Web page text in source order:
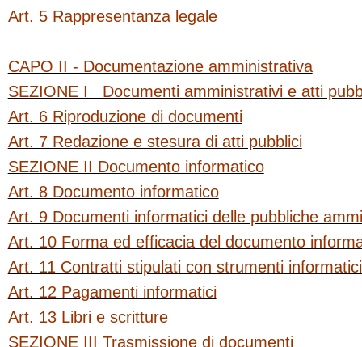
Art. 5 Rappresentanza legale
CAPO II - Documentazione amministrativa
SEZIONE I Documenti amministrativi e atti
Art. 6 Riproduzione di documenti
Art. 7 Redazione e stesura di atti pubblici
SEZIONE II Documento informatico
Art. 8 Documento informatico
Art. 9 Documenti informatici delle pubbliche
Art. 10 Forma ed efficacia del documento
Art. 11 Contratti stipulati con strumenti
Art. 12 Pagamenti informatici
Art. 13 Libri e scritture
SEZIONE III Trasmissione di documenti